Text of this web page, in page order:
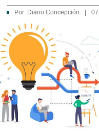
Por: Diario Concepción